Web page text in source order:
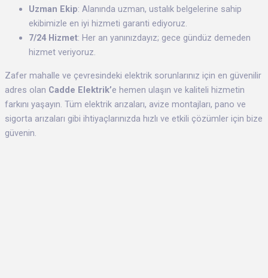
Uzman Ekip: Alanında uzman, ustalık belgelerine sahip
ekibimizle en iyi hizmeti garanti ediyoruz.
7/24 Hizmet: Her an yanınızdayız; gece gündüz demeden
hizmet veriyoruz.
Zafer mahalle ve çevresindeki elektrik sorunlarınız için en güvenilir
adres olan Cadde Elektrik’e hemen ulaşın ve kaliteli hizmetin
farkını yaşayın. Tüm elektrik arızaları, avize montajları, pano ve
sigorta arızaları gibi ihtiyaçlarınızda hızlı ve etkili çözümler için bize
güvenin.